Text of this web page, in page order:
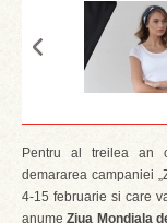
Pentru al treilea an
demararea campaniei
4-15 februarie si care
anumeZiua Mondiala